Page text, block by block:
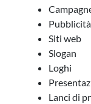
Pubblicità
Siti web
Slogan
Loghi
Lanci di